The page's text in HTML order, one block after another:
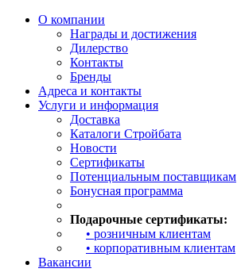
О компании
Награды и достижения
Дилерство
Контакты
Бренды
Адреса и контакты
Услуги и информация
Доставка
Каталоги Стройбата
Новости
Сертификаты
Потенциальным поставщикам
Бонусная программа
Подарочные сертификаты:
• розничным клиентам
• корпоративным клиентам
Вакансии